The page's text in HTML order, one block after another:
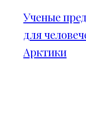
Ученые
для
Арктики